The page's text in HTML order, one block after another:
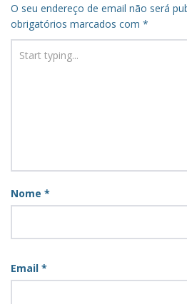
O seu endereço de email não será
obrigatórios marcados com *
Nome *
Email *